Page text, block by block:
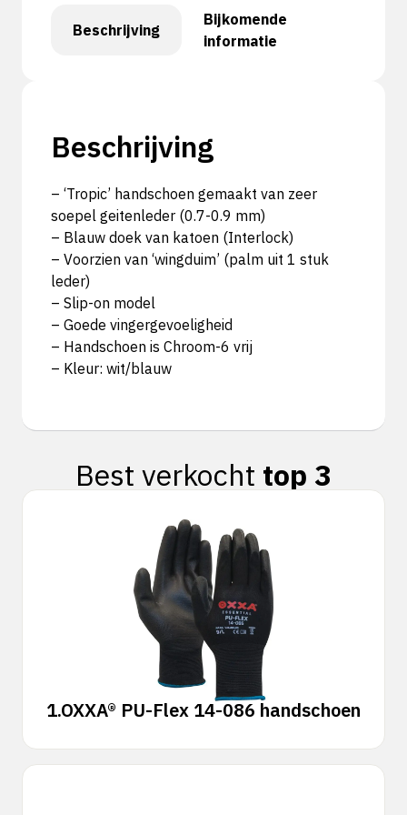
Beschrijving
Bijkomende
informatie
Beschrijving
– ‘Tropic’ handschoen gemaakt van zeer
soepel geitenleder (0.7-0.9 mm)
– Blauw doek van katoen (Interlock)
– Voorzien van ‘wingduim’ (palm uit 1 stuk
leder)
– Slip-on model
– Goede vingergevoeligheid
– Handschoen is Chroom-6 vrij
– Kleur: wit/blauw
Best verkocht top 3
1.OXXA® PU-Flex 14-086 handschoen